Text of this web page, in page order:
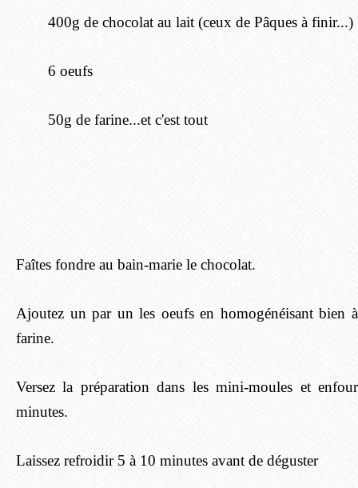
400g de chocolat au lait (ceux de Pâques à finir...)
6 oeufs
50g de farine...et c'est tout
Faîtes fondre au bain-marie le chocolat.
Ajoutez un par un les oeufs en homogénéisant bien
farine.
Versez la préparation dans les mini-moules et
minutes.
Laissez refroidir 5 à 10 minutes avant de déguster